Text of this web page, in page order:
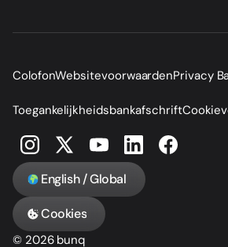
ColofonWebsitevoorwaardenPrivacy
Toegankelijkheidsbankafschrift
English / Global
Cookies
© 2026 bunq